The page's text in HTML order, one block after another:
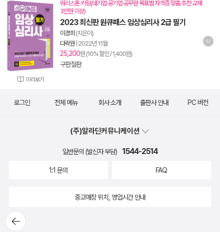
미리보기
워리스톤 키링(대기업·공기업·공무원 목표별 자격증 맞춤 추천 교재
3만원 이상)
2023 최신판 원큐패스 임상심리사 2급 필기
이경희 (지은이)
다락원 2022년 11월
25,200원 (10% 할인 / 1,400원)
구판절판
뒤로가
기
로그인 전체 메뉴 회사 소개 출판사 안내 PC 버전
(주)알라딘커뮤니케이션
일반문의 (발신자 부담) 1544-2514
1:1 문의 FAQ
중고매장 위치, 영업시간 안내